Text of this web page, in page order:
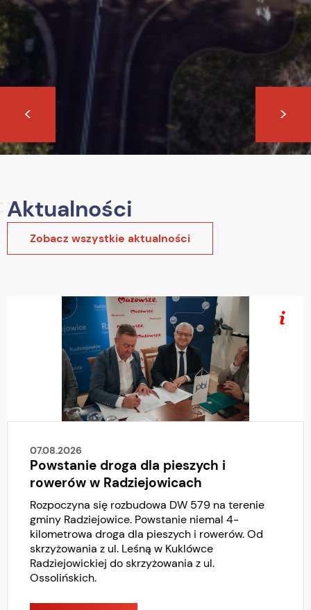
< >
Aktualności
Zobacz wszystkie aktualności
07.08.2026
Powstanie droga dla pieszych i
rowerów w Radziejowicach
Rozpoczyna się rozbudowa DW 579 na terenie
gminy Radziejowice. Powstanie niemal 4-
kilometrowa droga dla pieszych i rowerów. Od
skrzyżowania z ul. Leśną w Kuklówce
Radziejowickiej do skrzyżowania z ul.
Ossolińskich.